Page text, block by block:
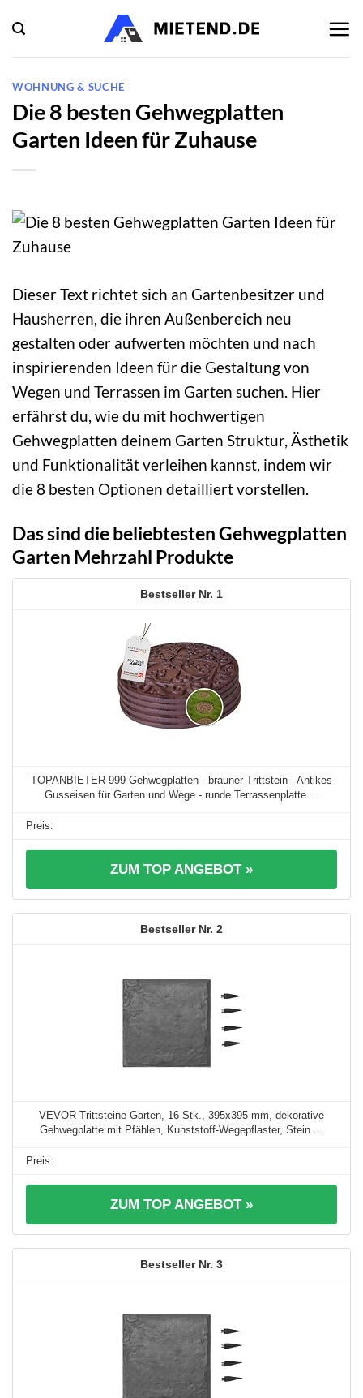
Inhalt
springen
WOHNUNG & SUCHE
Die 8 besten Gehwegplatten
Garten Ideen für Zuhause
Dieser Text richtet sich an Gartenbesitzer und
Hausherren, die ihren Außenbereich neu
gestalten oder aufwerten möchten und nach
inspirierenden Ideen für die Gestaltung von
Wegen und Terrassen im Garten suchen. Hier
erfährst du, wie du mit hochwertigen
Gehwegplatten deinem Garten Struktur, Ästhetik
und Funktionalität verleihen kannst, indem wir
die 8 besten Optionen detailliert vorstellen.
Das sind die beliebtesten Gehwegplatten
Garten Mehrzahl Produkte
1
TOPANBIETER 999 Gehwegplatten - brauner Trittstein - Antikes
Gusseisen für Garten und Wege - runde Terrassenplatte ...
ZUM TOP ANGEBOT »
2
VEVOR Trittsteine Garten, 16 Stk., 395x395 mm, dekorative
Gehwegplatte mit Pfählen, Kunststoff-Wegepflaster, Stein ...
ZUM TOP ANGEBOT »
3